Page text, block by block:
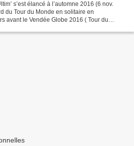
s’est élancé à l’automne 2016 (6 nov.
du Tour du Monde en solitaire en
avant le Vendée Globe 2016 ( Tour du